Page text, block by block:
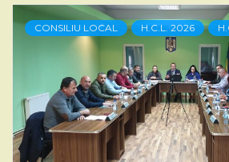
CONSILIU LOCAL H.C.L. 2026